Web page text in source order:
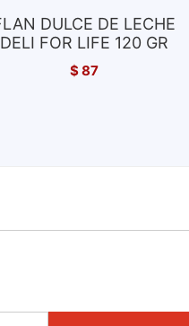
DULCE DE LECHE
DELI FOR LIFE 120 GR
$87